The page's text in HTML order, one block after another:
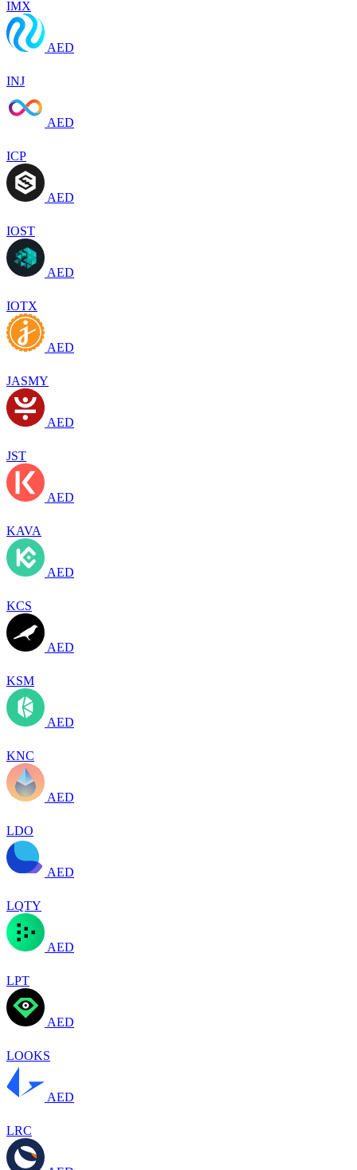
IMX
AED
INJ
AED
ICP
AED
IOST
AED
IOTX
AED
JASMY
AED
JST
AED
KAVA
AED
KCS
AED
KSM
AED
KNC
AED
LDO
AED
LQTY
AED
LPT
AED
LOOKS
AED
LRC